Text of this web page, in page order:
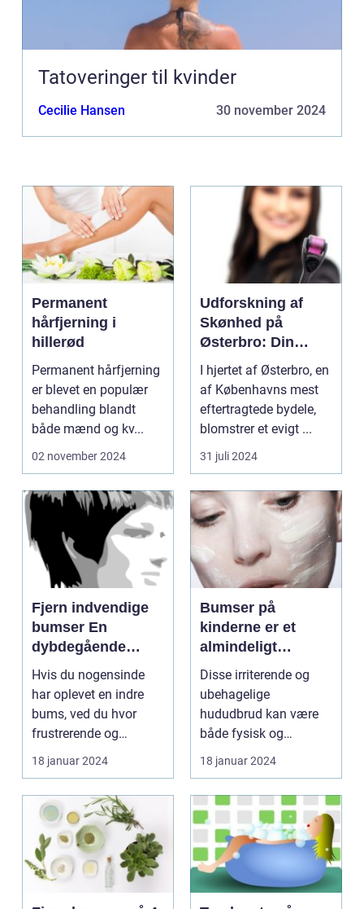
Tatoveringer til kvinder
Cecilie Hansen 30 november 2024
Permanent
hårfjerning i
hillerød
Permanent hårfjerning
er blevet en populær
behandling blandt
både mænd og kv...
02 november 2024
Udforskning af
Skønhed på
Østerbro: Din
Destination for
Æstetiske
Behandlinger
I hjertet af Østerbro, en
af Københavns mest
eftertragtede bydele,
blomstrer et evigt ...
31 juli 2024
Fjern indvendige
bumser En
dybdegående
guide til smuk hud
Hvis du nogensinde
har oplevet en indre
bums, ved du hvor
frustrerende og
smertefuldt det kan
være. ...
18 januar 2024
Bumser på
kinderne er et
almindeligt
problem, som
mange mennesker
oplever i løbet af
deres liv
Disse irriterende og
ubehagelige
hududbrud kan være
både fysisk og
følelsesmæssigt
belastende, især ...
18 januar 2024